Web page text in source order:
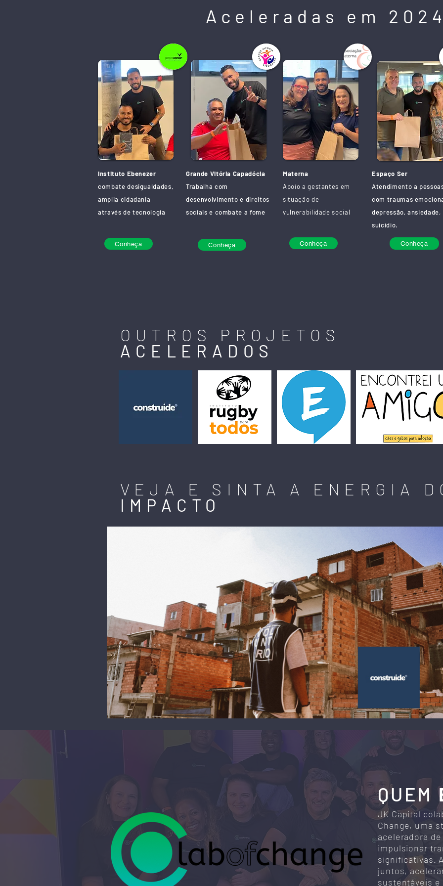
Aceleradas em
Instituto Ebenezer
combate desigualdades,
amplia cidadania
através de tecnologia
Grande Vitória Capadócia
Trabalha com
desenvolvimento e direitos
sociais e combate a fome
Conheça Conheça
Materna
Apoio a gestantes em
situação de
vulnerabilidade social
Conheça
Espaço Ser
Atendimento a
com traumas
depressão, ansiedade,
suicídio.
Conheça
OUTROS PROJETOS
ACELERADOS
VEJA E SINTA A ENERGIA
IMPACTO
QUEM
JK Capital
Change, uma
aceleradora
impulsionar
significativas.
juntos,
sustentáveis